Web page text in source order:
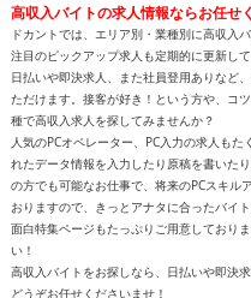
高収入バイトの求人情報ならお任せ
ドカントでは、エリア別・業種別に高収入
注目のピックアップ求人も定期的に更新し
日払いや即決求人、また社員登用ありなど
ただけます。接客が好き！という方や、コ
種で高収入求人を探してみませんか？
人気のPCオペレーター、PC入力の求人も
れたデータ情報を入力したり原稿を書いた
の方でも可能なお仕事で、将来のPCスキル
おりますので、きっとアナタに合ったバイト
面白特集ページもたっぷりご用意しており
い！
高収入バイトをお探しなら、日払いや即決
どうぞお任せくださいませ！